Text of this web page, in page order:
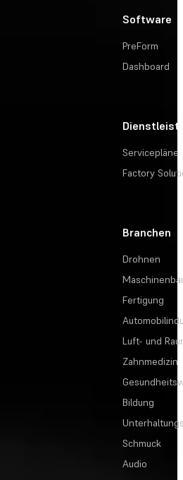
Software
PreForm
Dashboard
Servicepläne
Factory
Branchen
Drohnen
Fertigung
Luft- und
Zahnmedizin
Bildung
Schmuck
Audio